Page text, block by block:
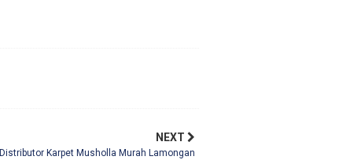
NEXT
Distributor Karpet Musholla Murah Lamongan